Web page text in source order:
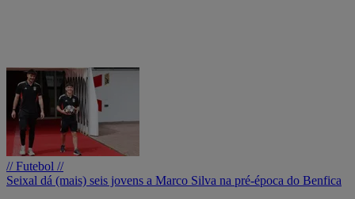
// Futebol //
Seixal dá (mais) seis jovens a Marco Silva na pré-época do Benfica